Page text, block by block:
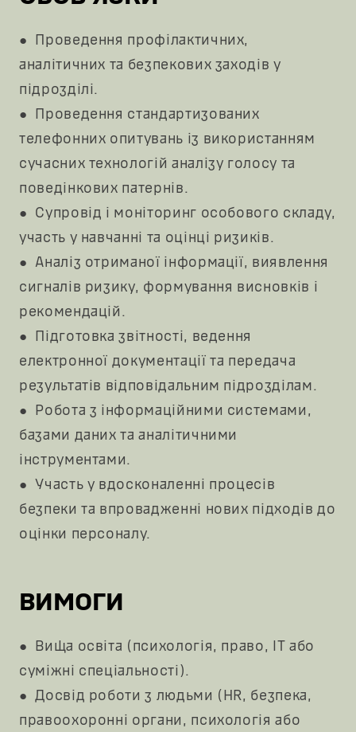
● Проведення профілактичних,
аналітичних та безпекових заходів у
підрозділі.
● Проведення стандартизованих
телефонних опитувань із використанням
сучасних технологій аналізу голосу та
поведінкових патернів.
● Супровід і моніторинг особового складу,
участь у навчанні та оцінці ризиків.
● Аналіз отриманої інформації, виявлення
сигналів ризику, формування висновків і
рекомендацій.
● Підготовка звітності, ведення
електронної документації та передача
результатів відповідальним підрозділам.
● Робота з інформаційними системами,
базами даних та аналітичними
інструментами.
● Участь у вдосконаленні процесів
безпеки та впровадженні нових підходів до
оцінки персоналу.
ВИМОГИ
● Вища освіта (психологія, право, ІТ або
суміжні спеціальності).
● Досвід роботи з людьми (HR, безпека,
правоохоронні органи, психологія або